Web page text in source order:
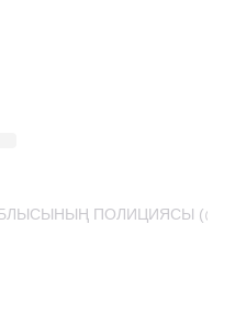
ПОЛИЦИЯСЫ